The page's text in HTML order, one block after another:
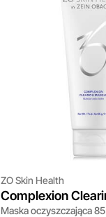
ZO Skin Health
Complexion
Maska oczyszczająca